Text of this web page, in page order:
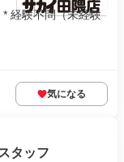
経験不問（未経験
気になる
タッフ